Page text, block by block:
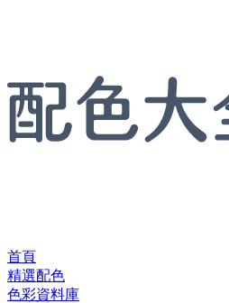
首頁
精選配色
色彩資料庫